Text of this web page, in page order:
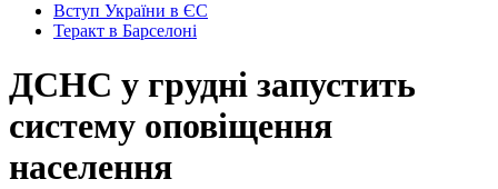
Вступ України в ЄС
Теракт в Барселоні
ДСНС у грудні запустить
систему оповіщення
населення